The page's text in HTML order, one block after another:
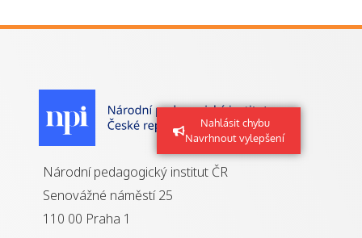
Nahlásit chybu
Navrhnout vylepšení
Národní pedagogický institut ČR
Senovážné náměstí 25
110 00 Praha 1